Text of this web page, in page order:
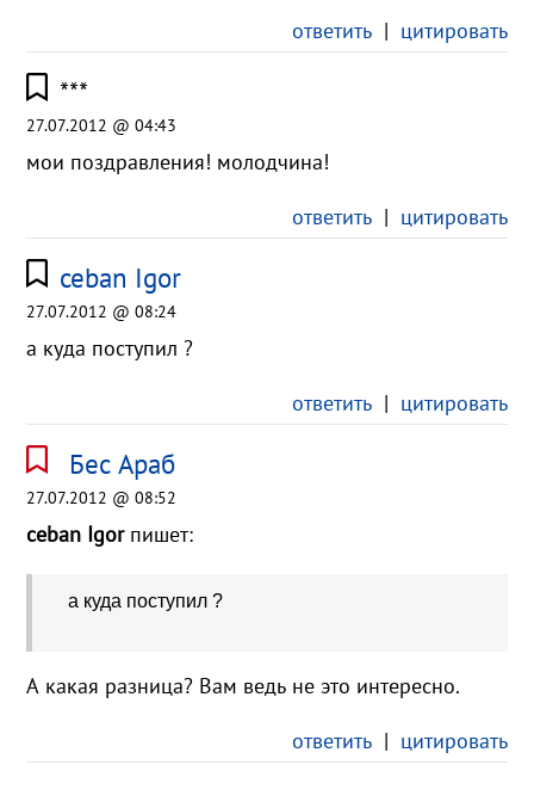
ответить| цитировать
***
27.07.2012 @ 04:43
мои поздравления! молодчина!
ответить| цитировать
ceban Igor
27.07.2012 @ 08:24
а куда поступил ?
ответить| цитировать
Бес Араб
27.07.2012 @ 08:52
ceban Igorпишет:
а куда поступил ?
А какая разница? Вам ведь не это интересно.
ответить| цитировать